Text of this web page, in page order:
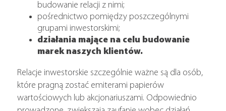
budowanie relacji z nimi;
pośrednictwo pomiędzy poszczególnymi
grupami inwestorskimi;
działania mające na celu budowanie
marek naszych klientów.
Relacje inwestorskie szczególnie ważne są dla osób,
które pragną zostać emiterami papierów
wartościowych lub akcjonariuszami. Odpowiednio